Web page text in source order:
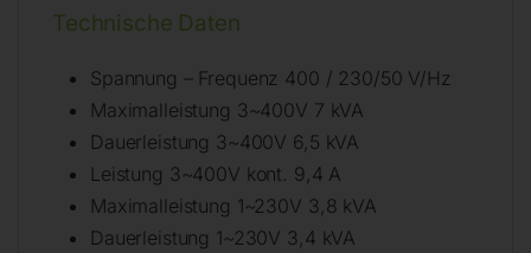
Technische Daten
Spannung – Frequenz 400 / 230/50 V/Hz
Maximalleistung 3~400V 7 kVA
Dauerleistung 3~400V 6,5 kVA
Leistung 3~400V kont. 9,4 A
Maximalleistung 1~230V 3,8 kVA
Dauerleistung 1~230V 3,4 kVA